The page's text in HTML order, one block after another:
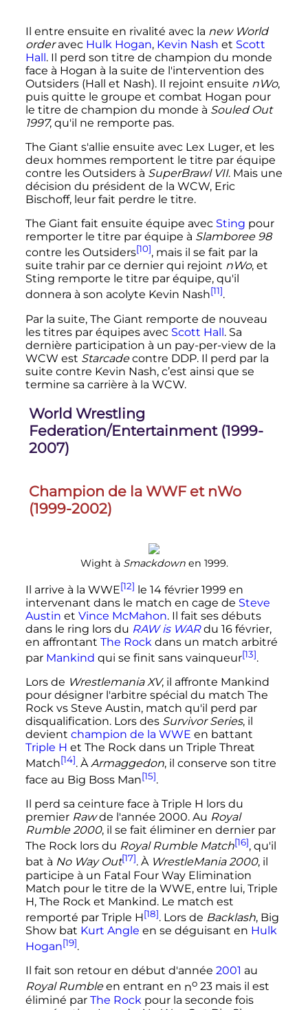
Il entre ensuite en rivalité avec la new World
orderavec Hulk Hogan, Kevin Nash et Scott
Hall. Il perd son titre de champion du monde
face à Hogan à la suite de l'intervention des
Outsiders (Hall et Nash). Il rejoint ensuite nWo,
puis quitte le groupe et combat Hogan pour
le titre de champion du monde à Souled Out
1997, qu'il ne remporte pas.
The Giant s'allie ensuite avec Lex Luger, et les
deux hommes remportent le titre par équipe
contre les Outsiders à SuperBrawl VII. Mais une
décision du président de la WCW, Eric
Bischoff, leur fait perdre le titre.
The Giant fait ensuite équipe avec Sting pour
remporter le titre par équipe à Slamboree 98
contre les Outsiders[10], mais il se fait par la
suite trahir par ce dernier qui rejoint nWo, et
Sting remporte le titre par équipe, qu'il
donnera à son acolyte Kevin Nash[11].
Par la suite, The Giant remporte de nouveau
les titres par équipes avec Scott Hall. Sa
dernière participation à un pay-per-view de la
WCW est Starcadecontre DDP. Il perd par la
suite contre Kevin Nash, c’est ainsi que se
termine sa carrière à la WCW.
World Wrestling
Federation/Entertainment (1999-
2007)
Champion de la WWF et nWo
(1999-2002)
Wight à Smackdownen 1999.
Il arrive à la WWE[12] le 14 février 1999 en
intervenant dans le match en cage de Steve
Austin et Vince McMahon. Il fait ses débuts
dans le ring lors du RAW is WARdu 16 février,
en affrontant The Rockdans un match arbitré
par Mankind qui se finit sans vainqueur[13].
Lors de Wrestlemania XV, il affronte Mankind
pour désigner l'arbitre spécial du match The
Rock vs Steve Austin, match qu'il perd par
disqualification. Lors des Survivor Series, il
devient champion de la WWE en battant
Triple H et The Rock dans un Triple Threat
Match[14]. ÀArmaggedon, il conserve son titre
face au Big Boss Man[15].
Il perd sa ceinture face à Triple H lors du
premier Rawde l'année 2000. Au Royal
Rumble 2000, il se fait éliminer en dernier par
The Rock lors du Royal Rumble Match[16], qu'il
bat à No Way Out[17]. À WrestleMania 2000, il
participe à un Fatal Four Way Elimination
Match pour le titre de la WWE, entre lui, Triple
H, The Rock et Mankind. Le match est
remporté par Triple H[18]. Lors de Backlash, Big
Show bat Kurt Angle en se déguisant en Hulk
Hogan[19].
Il fait son retour en début d'année 2001 au
Royal Rumbleen entrant en no 23mais il est
éliminé par The Rock pour la seconde fois